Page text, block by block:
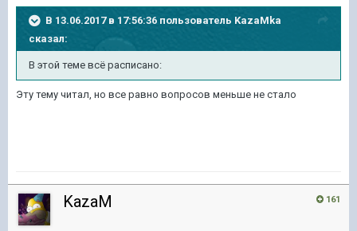
В 13.06.2017 в 17:56:36 пользователь KazaMka
сказал:
В этой теме всё расписано:
Эту тему читал, но все равно вопросов меньше не стало
161
KazaM